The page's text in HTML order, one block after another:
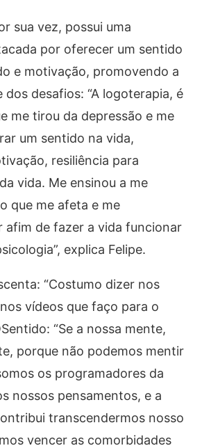
sua vez, possui uma
por oferecer um sentido
e motivação, promovendo a
dos desafios: “A logoterapia, é
me tirou da depressão e me
um sentido na vida,
resiliência para
vida. Me ensinou a me
que me afeta e me
afim de fazer a vida funcionar
explica Felipe.
“Costumo dizer nos
vídeos que faço para o
“Se a nossa mente,
porque não podemos mentir
os programadores da
nossos pensamentos, e a
transcendermos nosso
vencer as comorbidades